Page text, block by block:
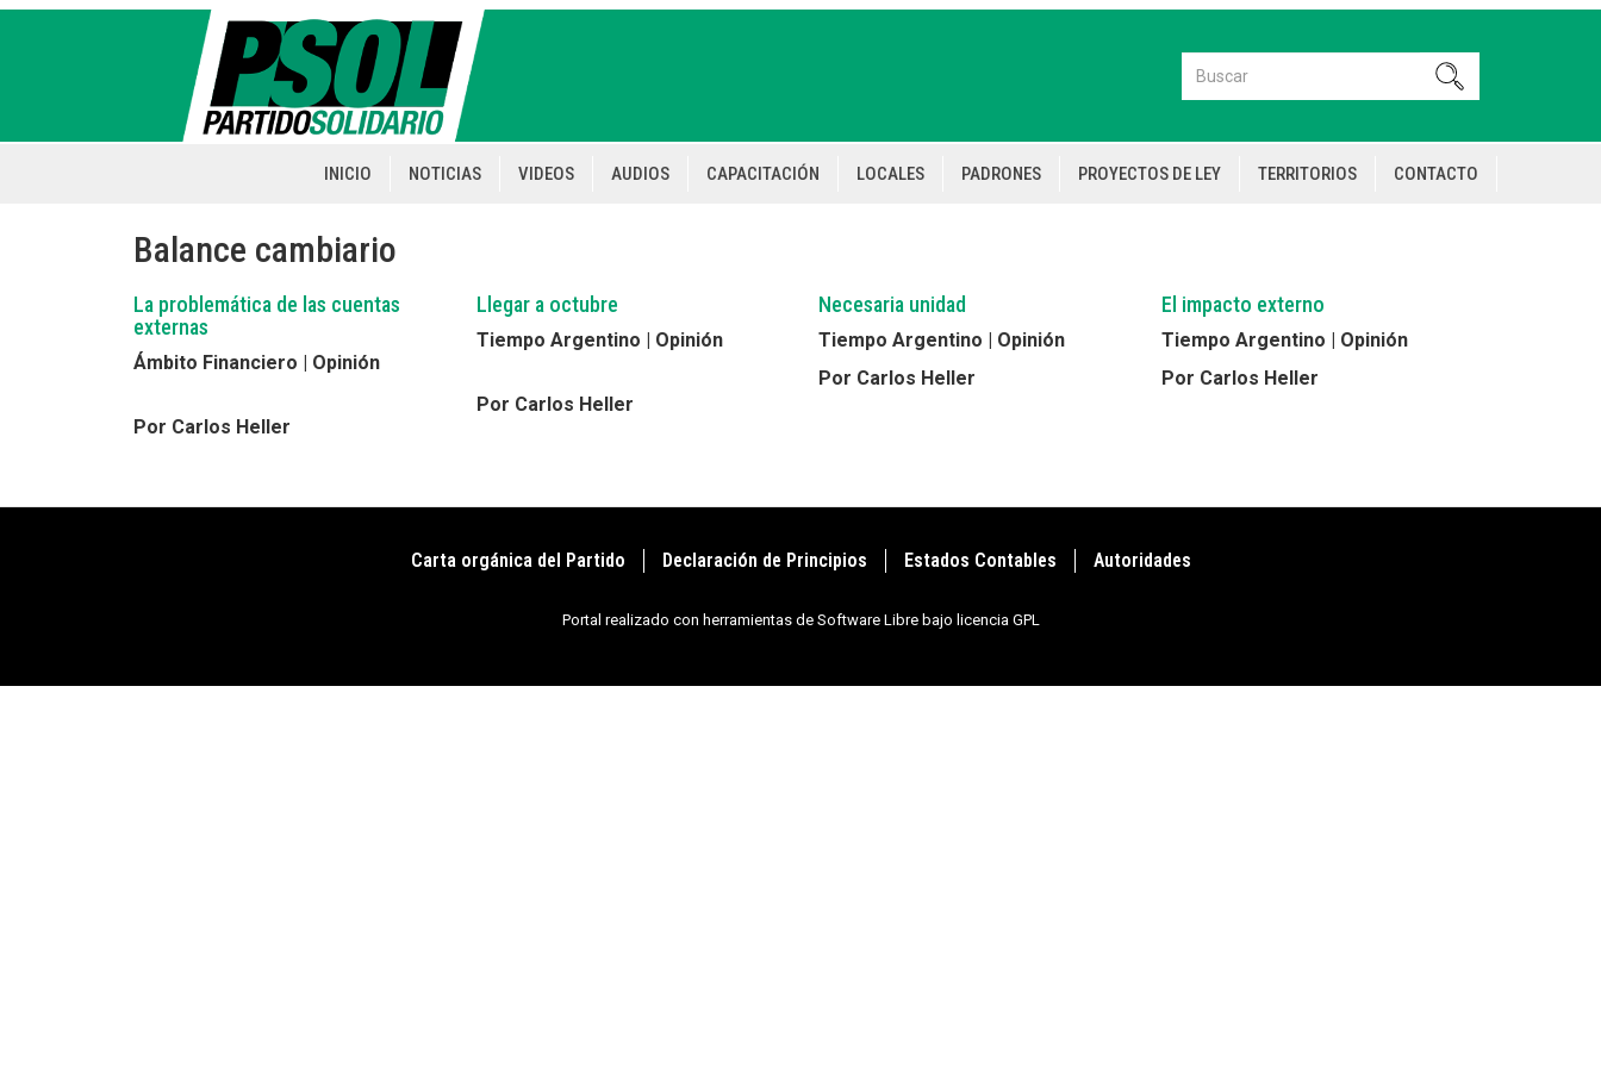
Pasar
Buscar
navigation
INICIO NOTICIAS VIDEOS AUDIOS CAPACITACIÓN LOCALES PADRONES PROYECTOS DE LEY TERRITORIOS CONTACTO
Balance cambiario
La problemática de las cuentas
externas
Ámbito Financiero | Opinión
Por Carlos Heller
Llegar a octubre
Tiempo Argentino | Opinión
Por Carlos Heller
Necesaria unidad
Tiempo Argentino | Opinión
Por Carlos Heller
El impacto externo
Tiempo Argentino | Opinión
Por Carlos Heller
Carta orgánica del Partido Declaración de Principios Estados Contables Autoridades
Portal realizado con herramientas de Software Libre bajo licencia GPL